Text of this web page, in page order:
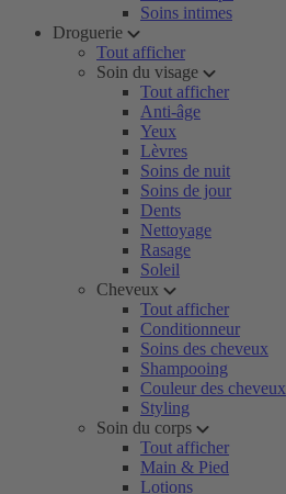
Soins intimes
Droguerie
Tout afficher
Soin du visage
Tout afficher
Anti-âge
Yeux
Lèvres
Soins de nuit
Soins de jour
Dents
Nettoyage
Rasage
Soleil
Cheveux
Tout afficher
Conditionneur
Soins des cheveux
Shampooing
Couleur des cheveux
Styling
Soin du corps
Tout afficher
Main & Pied
Lotions